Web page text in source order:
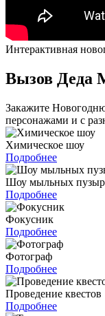
Интерактивная
Вызов Деда
Закажите
персонажами и с
Химическое шоу
Подробнее
Шоу мыльных
Подробнее
Фокусник
Подробнее
Фотограф
Подробнее
Проведение квестов
Подробнее